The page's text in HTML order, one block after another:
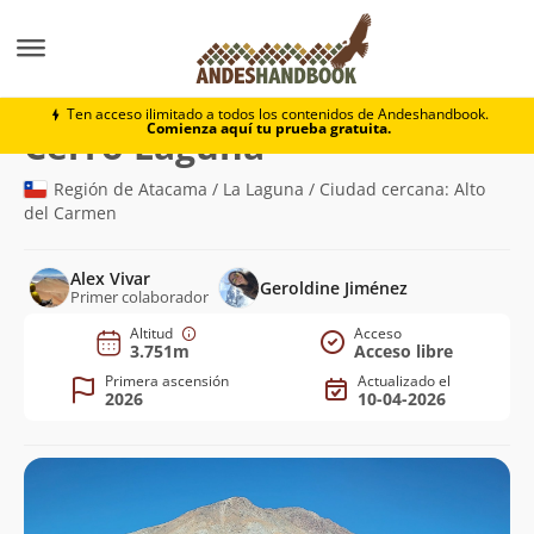
Ten acceso ilimitado a todos los contenidos de Andeshandbook.
Comienza aquí tu prueba gratuita.
Cerro Laguna
Cerro Laguna(3.751m)
Región de Atacama / La Laguna / Ciudad cercana: Alto
del Carmen
Alex Vivar
Primer colaborador Geroldine Jiménez
Altitud
3.751m
Acceso
Acceso libre
Primera ascensión
2026
Actualizado el
10-04-2026